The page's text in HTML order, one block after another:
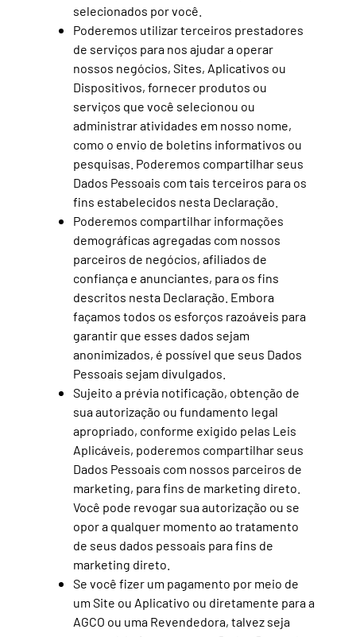
selecionados por você.
Poderemos utilizar terceiros prestadores
de serviços para nos ajudar a operar
nossos negócios, Sites, Aplicativos ou
Dispositivos, fornecer produtos ou
serviços que você selecionou ou
administrar atividades em nosso nome,
como o envio de boletins informativos ou
pesquisas. Poderemos compartilhar seus
Dados Pessoais com tais terceiros para os
fins estabelecidos nesta Declaração.
Poderemos compartilhar informações
demográficas agregadas com nossos
parceiros de negócios, afiliados de
confiança e anunciantes, para os fins
descritos nesta Declaração. Embora
façamos todos os esforços razoáveis para
garantir que esses dados sejam
anonimizados, é possível que seus Dados
Pessoais sejam divulgados.
Sujeito a prévia notificação, obtenção de
sua autorização ou fundamento legal
apropriado, conforme exigido pelas Leis
Aplicáveis, poderemos compartilhar seus
Dados Pessoais com nossos parceiros de
marketing, para fins de marketing direto.
Você pode revogar sua autorização ou se
opor a qualquer momento ao tratamento
de seus dados pessoais para fins de
marketing direto.
Se você fizer um pagamento por meio de
um Site ou Aplicativo ou diretamente para a
AGCO ou uma Revendedora, talvez seja